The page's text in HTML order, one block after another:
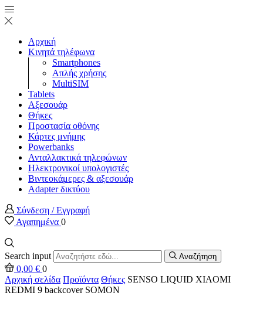
Αρχική
Κινητά τηλέφωνα
Smartphones
Απλής χρήσης
MultiSIM
Tablets
Αξεσουάρ
Θήκες
Προστασία οθόνης
Κάρτες μνήμης
Powerbanks
Ανταλλακτικά τηλεφώνων
Ηλεκτρονικοί υπολογιστές
Βιντεοκάμερες & αξεσουάρ
Adapter δικτύου
Σύνδεση / Εγγραφή
Αγαπημένα 0
Search input Αναζήτηση
0,00 € 0
Αρχική σελίδα Προϊόντα Θήκες SENSO LIQUID XIAOMI
REDMI 9 backcover SOMON